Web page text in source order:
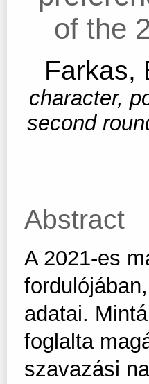
of the
Farkas,
character,
second
Abstract
A 2021-es
adatai.
foglalta
szavazási